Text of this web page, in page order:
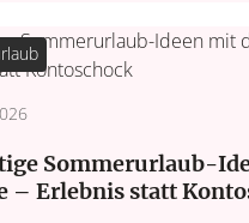
Sommerurlaub-
– Erlebnis statt